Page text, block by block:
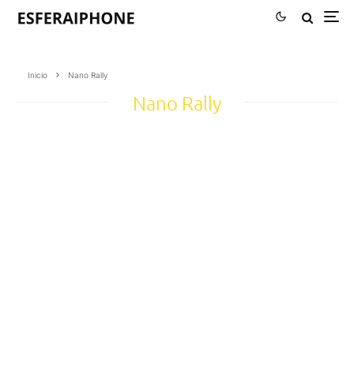
Inicio Nano Rally
Nano Rally